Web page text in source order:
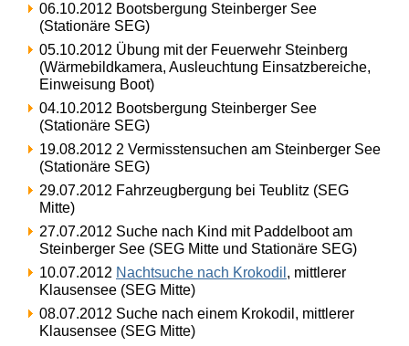
06.10.2012 Bootsbergung Steinberger See
(Stationäre SEG)
05.10.2012 Übung mit der Feuerwehr Steinberg
(Wärmebildkamera, Ausleuchtung Einsatzbereiche,
Einweisung Boot)
04.10.2012 Bootsbergung Steinberger See
(Stationäre SEG)
19.08.2012 2 Vermisstensuchen am Steinberger See
(Stationäre SEG)
29.07.2012 Fahrzeugbergung bei Teublitz (SEG
Mitte)
27.07.2012 Suche nach Kind mit Paddelboot am
Steinberger See (SEG Mitte und Stationäre SEG)
10.07.2012 Nachtsuche nach Krokodil , mittlerer
Klausensee (SEG Mitte)
08.07.2012 Suche nach einem Krokodil, mittlerer
Klausensee (SEG Mitte)